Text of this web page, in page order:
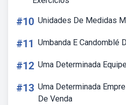
#10 Unidades De Medidas
#11 Umbanda E Candomblé
#12 Uma Determinada
#13 Uma Determinada
De Venda